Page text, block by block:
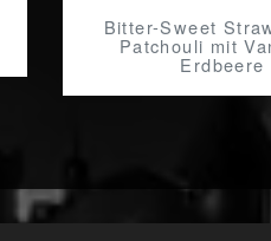
Bitter-Sweet
Patchouli mit
Erdbeere